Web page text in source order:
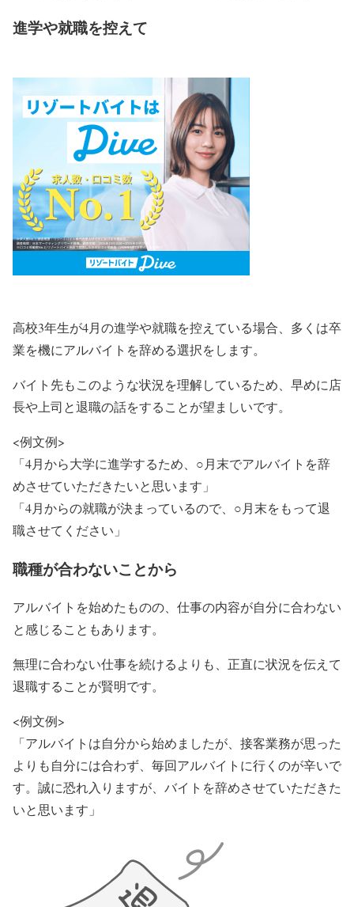
進学や就職を控えて
高校3年生が4月の進学や就職を控えている場合、多くは卒
業を機にアルバイトを辞める選択をします。
バイト先もこのような状況を理解しているため、早めに店
長や上司と退職の話をすることが望ましいです。
<例文例>
「4月から大学に進学するため、○月末でアルバイトを辞
めさせていただきたいと思います」
「4月からの就職が決まっているので、○月末をもって退
職させてください」
職種が合わないことから
アルバイトを始めたものの、仕事の内容が自分に合わない
と感じることもあります。
無理に合わない仕事を続けるよりも、正直に状況を伝えて
退職することが賢明です。
<例文例>
「アルバイトは自分から始めましたが、接客業務が思った
よりも自分には合わず、毎回アルバイトに行くのが辛いで
す。誠に恐れ入りますが、バイトを辞めさせていただきた
いと思います」